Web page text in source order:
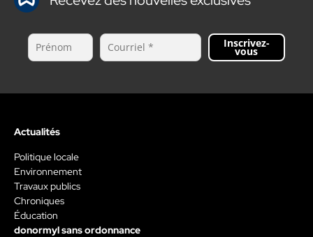
Inscrivez-
vous
Actualités
Politique locale
Environnement
Travaux publics
Chroniques
Éducation
donormyl sans ordonnance